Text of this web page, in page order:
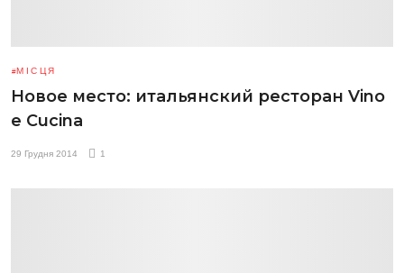
МІСЦЯ
Новое место: итальянский ресторан Vino
e Cucina
29 Грудня 2014 1